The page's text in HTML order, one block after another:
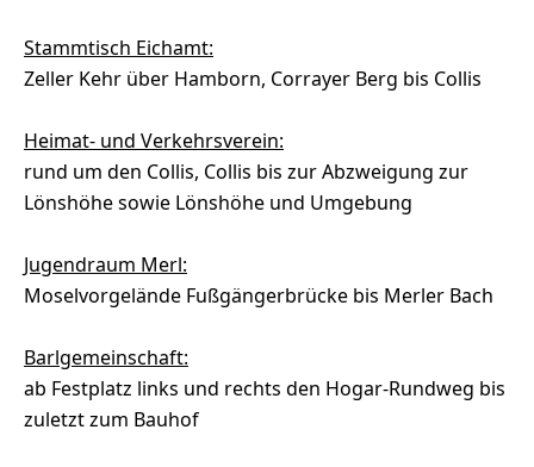
Stammtisch Eichamt:
Zeller Kehr über Hamborn, Corrayer Berg bis Collis
Heimat- und Verkehrsverein:
rund um den Collis, Collis bis zur Abzweigung zur
Lönshöhe sowie Lönshöhe und Umgebung
Jugendraum Merl:
Moselvorgelände Fußgängerbrücke bis Merler Bach
Barlgemeinschaft:
ab Festplatz links und rechts den Hogar-Rundweg bis
zuletzt zum Bauhof